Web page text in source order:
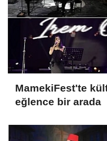
MamekiFest'te
eğlence bir arada